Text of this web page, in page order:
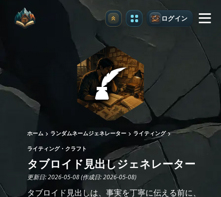
アップグレード ログイン
ホーム ランダムネームジェネレーター ライティング
ライティング・クラフト
タブロイド見出しジェネレーター
更新日: 2026-05-08 (作成日: 2026-05-08)
タブロイド見出しは、事実を丁寧に伝える前に、